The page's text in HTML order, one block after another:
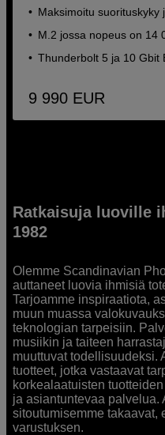
Maksimoitu suorituskyky
M.2 jossa nopeus on 14
Thunderbolt 5 ja 10 Gbit
9 990 EUR
Ratkaisuja luoville
1982
Olemme Scandinavian
auttaneet luovia ihmisiä
Tarjoamme inspiraatiota,
muun muassa
teknologian tarpeisiin.
musiikin ja taiteen
muuttuvat todellisuudeksi.
tuotteet, jotka vastaavat
korkealaatuisten
ja asiantuntevaa palvelua.
sitoutumisemme takaavat,
varustuksen.